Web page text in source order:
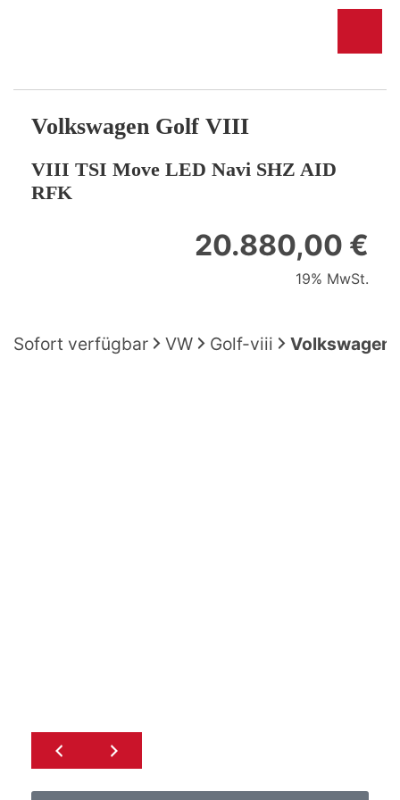
Volkswagen Golf VIII
VIII TSI Move LED Navi SHZ AID
RFK
20.880,00 €
19% MwSt.
Sofort verfügbar VW Golf-viii Volkswagen